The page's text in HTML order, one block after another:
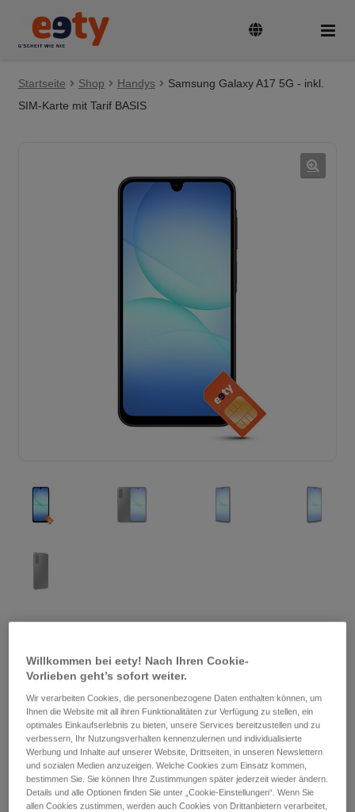
Zur
Navigation
Zum
Inhalt
Tarife & Geräte
SIM-Karte aktivieren und registrieren
Startseite Shop Handys
Samsung Galaxy A17 5G - inkl.
SIM-Karte mit Tarif BASIS
Samsung Galaxy A17 5G
- inkl. SIM-Karte mit Tarif
BASIS
179,00€
inkl. 20 % MwSt. Lieferbedingungen
Willkommen bei eety! Nach Ihren Cookie-
Vorlieben geht’s sofort weiter.
Wir verarbeiten Cookies, die personenbezogene Daten enthalten können, um
Ihnen die Website mit all ihren Funktionalitäten zur Verfügung zu stellen, ein
optimales Einkaufserlebnis zu bieten, unsere Services bereitzustellen und zu
verbessern, Ihr Nutzungsverhalten kennenzulernen und individualisierte
Werbung und Inhalte auf unserer Website, Drittseiten, in unseren Newslettern
und sozialen Medien anzuzeigen. Welche Cookies zum Einsatz kommen,
bestimmen Sie. Sie können Ihre Zustimmungen später jederzeit wieder ändern.
Details und alle Optionen finden Sie unter „Cookie-Einstellungen“. Wenn Sie
allen Cookies zustimmen, werden auch Cookies von Drittanbietern verarbeitet,